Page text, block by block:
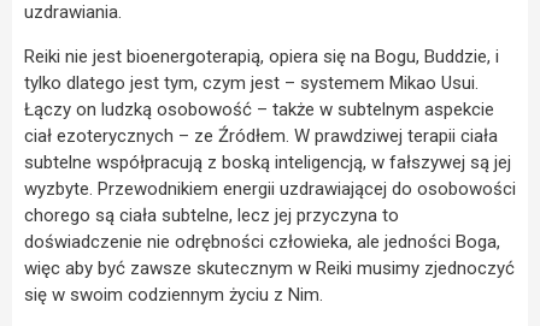
uzdrawiania.
Reiki nie jest bioenergoterapią, opiera się na Bogu, Buddzie, i
tylko dlatego jest tym, czym jest – systemem Mikao Usui.
Łączy on ludzką osobowość – także w subtelnym aspekcie
ciał ezoterycznych – ze Źródłem. W prawdziwej terapii ciała
subtelne współpracują z boską inteligencją, w fałszywej są jej
wyzbyte. Przewodnikiem energii uzdrawiającej do osobowości
chorego są ciała subtelne, lecz jej przyczyna to
doświadczenie nie odrębności człowieka, ale jedności Boga,
więc aby być zawsze skutecznym w Reiki musimy zjednoczyć
się w swoim codziennym życiu z Nim.